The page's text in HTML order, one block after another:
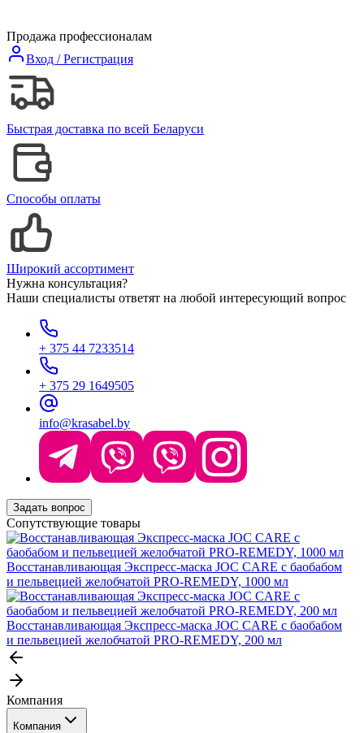
Продажа профессионалам
Вход / Регистрация
Быстрая доставка по всей Беларуси
Способы оплаты
Широкий ассортимент
Нужна консультация?
Наши специалисты ответят на любой интересующий вопрос
+ 375 44 7233514
+ 375 29 1649505
info@krasabel.by
Задать вопрос
Сопутствующие товары
Восстанавливающая Экспресс-маска JOC CARE с баобабом
и пельвецией желобчатой PRO-REMEDY, 1000 мл
Восстанавливающая Экспресс-маска JOC CARE с баобабом
и пельвецией желобчатой PRO-REMEDY, 200 мл
Компания
Компания